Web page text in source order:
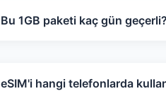
Bu 1GB paketi kaç gün geçerli?
eSIM'i hangi telefonlarda